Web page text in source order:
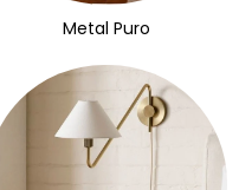
Metal Puro